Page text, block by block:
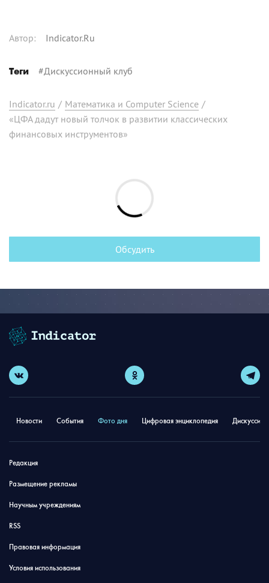
Автор: Indicator.Ru
Теги #Дискуссионный клуб
Indicator.ru / Математика и Computer Science /
«ЦФА дадут новый толчок в развитии классических
финансовых инструментов»
Обсудить
Новости События Фото дня Цифровая энциклопедия
Редакция
Размещение рекламы
Научным учреждениям
RSS
Правовая информация
Условия использования